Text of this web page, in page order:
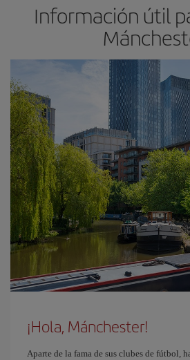
Información útil
¡Hola, Mánchester!
Aparte de la fama de sus clubes de fútbol,